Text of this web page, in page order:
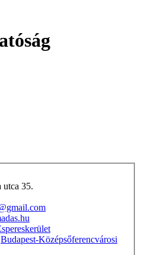
utca 35.
Budapest-Középsőferencvárosi